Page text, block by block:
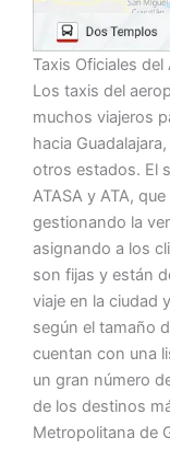
Taxis Oficiales del
Los taxis del
muchos viajeros
hacia
otros estados. El
ATASA y ATA,
gestionando la
asignando a los
son fijas y están
viaje en la ciudad
según el tamaño
cuentan con una
un gran número
de los destinos
Metropolitana de